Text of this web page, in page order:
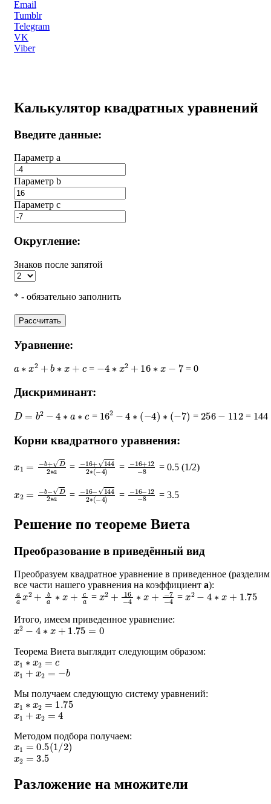
Email
Tumblr
Telegram
VK
Viber
Калькулятор квадратных уравнений
Введите данные:
Параметр a
Параметр b
Параметр с
Округление:
Знаков после запятой
* - обязательно заполнить
Рассчитать
Уравнение:
2 b ∗ = 4∗ 2+ 16 ∗ = 0
Дискриминант:
D= 2− a = 162 ∗ − )∗ −7 = 256 112 = 144
Корни квадратного уравнения:
b+D2∗ = −16+144 ∗(−4)
= −16+12 8
= 0.5 (1/2)
− D2∗ = 16 −144 −4 )
= 16 −12 8
= 3.5
Решение по теореме Виета
Преобразование в приведённый вид
Преобразуем квадратное уравнение в приведенное (разделим
все части нашего уравнения на коэффициент a):
aax2+ba∗x+ca = x2+16− 4∗x+
−7−4 =x2− 4∗ 1.75
Итого, имеем приведенное уравнение:
x2−4∗x+1.75=0
Теорема Виета выглядит следующим образом:
x1∗x2= c
x1 + x2 =− b
Мы получаем следующую систему уравнений:
x1∗x2= 1.75
x1 + x2 =4
Методом подбора получаем:
x1=0.5(1/2)
x2 3.5
Разложение на множители